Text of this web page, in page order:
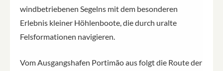
windbetriebenen Segelns mit dem besonderen
Erlebnis kleiner Höhlenboote, die durch uralte
Felsformationen navigieren.
Vom Ausgangshafen Portimão aus folgt die Route der